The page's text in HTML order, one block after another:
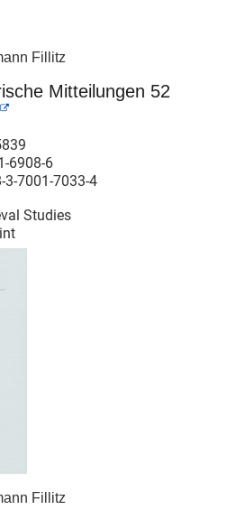
Fillitz
Mitteilungen 52
6908-6
3-7001-7033-4
Studies
Fillitz